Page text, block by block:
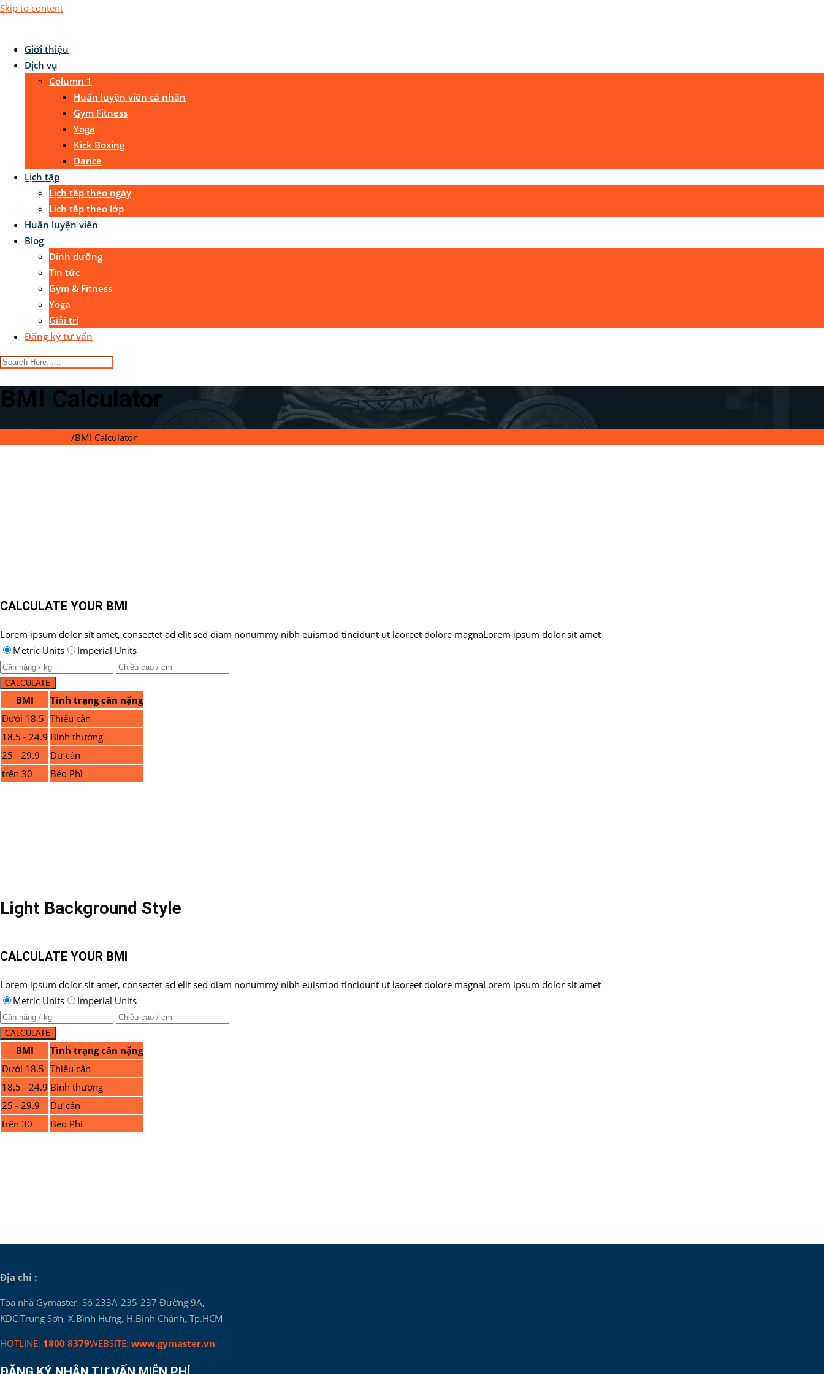
Skip to content
Giới thiệu
Dịch vụ
Column 1
Huấn luyện viên cá nhân
Gym Fitness
Yoga
Kick Boxing
Dance
Lịch tập
Lịch tập theo ngày
Lịch tập theo lớp
Huấn luyện viên
Blog
Dinh dưỡng
Tin tức
Gym & Fitness
Yoga
Giải trí
Đăng ký tư vấn
BMI Calculator
/BMI Calculator
CALCULATE YOUR BMI
Lorem ipsum dolor sit amet, consectet ad elit sed diam nonummy nibh euismod tincidunt ut laoreet dolore magnaLorem ipsum dolor sit amet
Metric Units
Imperial Units
BMI
Tình trạng cân nặng
Dưới 18.5 Thiếu cân
18.5 - 24.9 Bình thường
25 - 29.9
Dư cân
trên 30
Béo Phì
Light Background Style
CALCULATE YOUR BMI
Lorem ipsum dolor sit amet, consectet ad elit sed diam nonummy nibh euismod tincidunt ut laoreet dolore magnaLorem ipsum dolor sit amet
Metric Units
Imperial Units
BMI
Tình trạng cân nặng
Dưới 18.5 Thiếu cân
18.5 - 24.9 Bình thường
25 - 29.9
Dư cân
trên 30
Béo Phì
Địa chỉ :
Tòa nhà Gymaster, Số 233A-235-237 Đường 9A,
KDC Trung Sơn, X.Bình Hưng, H.Bình Chánh, Tp.HCM
HOTLINE: 1800 8379WEBSITE: www.gymaster.vn